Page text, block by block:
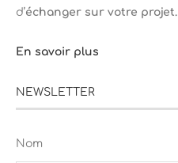
d’échanger sur votre projet.
En savoir plus
NEWSLETTER
Nom